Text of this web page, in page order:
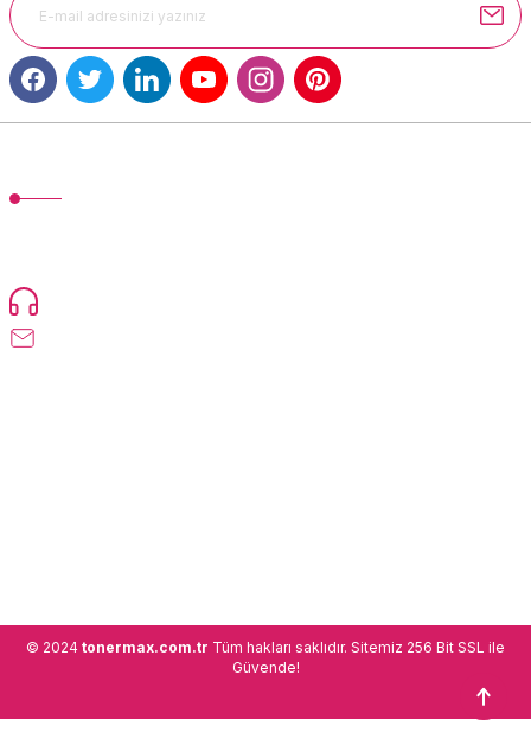
© 2024 tonermax.com.tr Tüm hakları saklıdır. Sitemiz 256 Bit SSL ile
Güvende!